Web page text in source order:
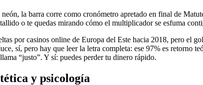
la barra corre como cronómetro apretado en final de
o te quedas mirando cómo el multiplicador se esfuma
por casinos online de Europa del Este hacia 2018, pero el
sí, pero hay que leer la letra completa: ese 97% es retorno
“justo”. Y sí: puedes perder tu dinero rápido.
y psicología